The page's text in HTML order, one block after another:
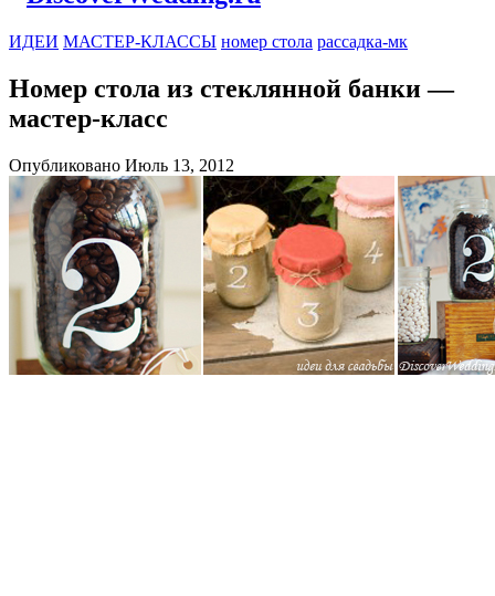
ИДЕИ МАСТЕР-КЛАССЫ номер стола рассадка-мк
Номер стола из стеклянной банки —
мастер-класс
Опубликовано Июль 13, 2012